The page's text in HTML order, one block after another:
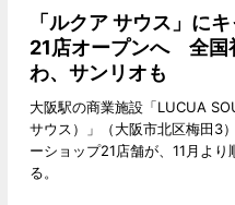
「ルクア サウス」に
21店オープンへ 全国
わ、サンリオも
大阪駅の商業施設「LUCUA
サウス）」（大阪市北区梅田3
ーショップ21店舗が、11月より
る。